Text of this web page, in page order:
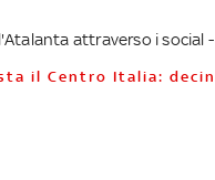
attraverso i social -